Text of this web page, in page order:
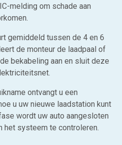
melding om schade aan
gemiddeld tussen de 4 en 6
de monteur de laadpaal of
bekabeling aan en sluit deze
ontvangt u een
u uw nieuwe laadstation kunt
wordt uw auto aangesloten
het systeem te controleren.